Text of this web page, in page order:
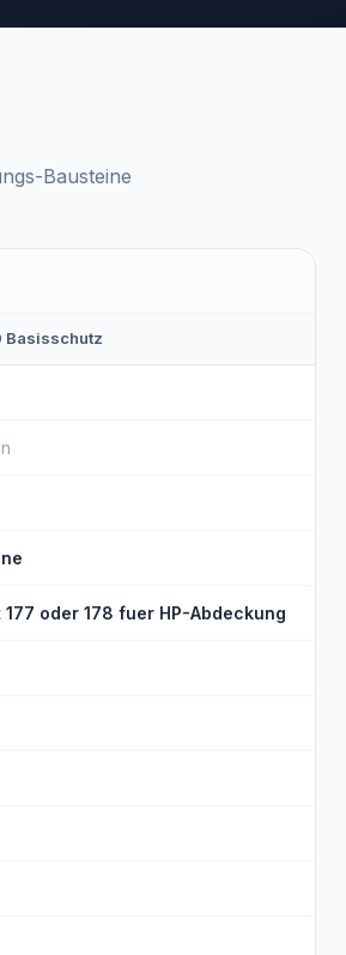
Bausteine
Basisschutz
177 oder 178 fuer HP-Abdeckung